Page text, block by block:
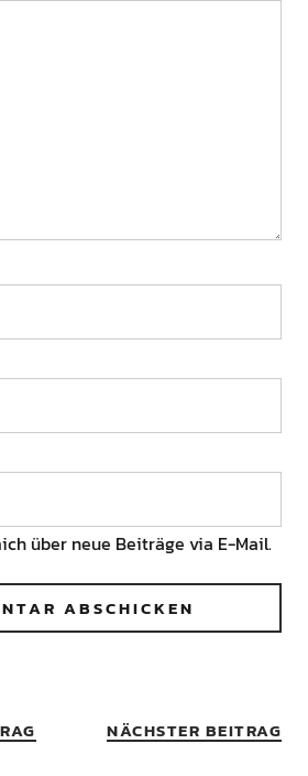
über neue Beiträge via E-Mail.
NÄCHSTER BEITRAG